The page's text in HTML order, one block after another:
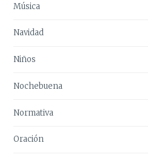
Música
Navidad
Niños
Nochebuena
Normativa
Oración